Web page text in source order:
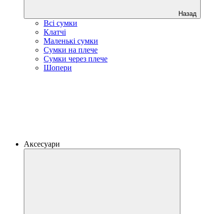
Назад
Всі сумки
Клатчі
Маленькі сумки
Сумки на плече
Сумки через плече
Шопери
Аксесуари